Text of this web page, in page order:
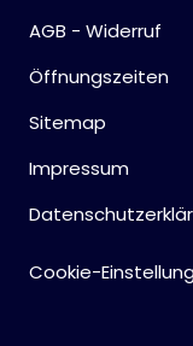
AGB - Widerruf
Öffnungszeiten
Sitemap
Impressum
Cookie-